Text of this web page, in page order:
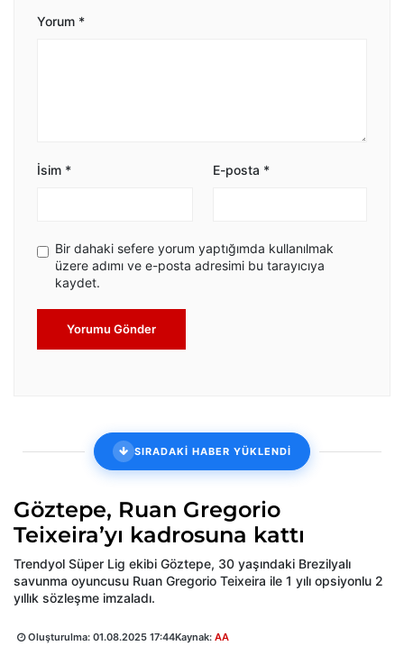
Yorum *
İsim * E-posta *
Bir dahaki sefere yorum yaptığımda kullanılmak
üzere adımı ve e-posta adresimi bu tarayıcıya
kaydet.
Yorumu Gönder
SIRADAKİ HABER YÜKLENDİ
Göztepe, Ruan Gregorio
Teixeira’yı kadrosuna kattı
Trendyol Süper Lig ekibi Göztepe, 30 yaşındaki Brezilyalı
savunma oyuncusu Ruan Gregorio Teixeira ile 1 yılı opsiyonlu 2
yıllık sözleşme imzaladı.
Oluşturulma: 01.08.2025 17:44Kaynak: AA